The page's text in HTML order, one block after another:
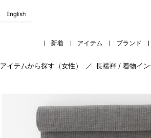
English
新着 アイテム ブランド
アイテムから探す（女性） ／ 長襦袢 / 着物イ